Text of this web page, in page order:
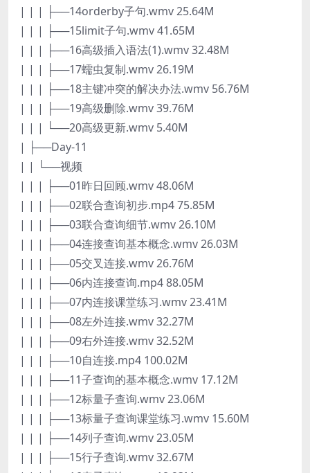
| | | ├──14orderby子句.wmv 25.64M
| | | ├──15limit子句.wmv 41.65M
| | | ├──16高级插入语法(1).wmv 32.48M
| | | ├──17蠕虫复制.wmv 26.19M
| | | ├──18主键冲突的解决办法.wmv 56.76M
| | | ├──19高级删除.wmv 39.76M
| | | └──20高级更新.wmv 5.40M
| ├──Day-11
| | └──视频
| | | ├──01昨日回顾.wmv 48.06M
| | | ├──02联合查询初步.mp4 75.85M
| | | ├──03联合查询细节.wmv 26.10M
| | | ├──04连接查询基本概念.wmv 26.03M
| | | ├──05交叉连接.wmv 26.76M
| | | ├──06内连接查询.mp4 88.05M
| | | ├──07内连接课堂练习.wmv 23.41M
| | | ├──08左外连接.wmv 32.27M
| | | ├──09右外连接.wmv 32.52M
| | | ├──10自连接.mp4 100.02M
| | | ├──11子查询的基本概念.wmv 17.12M
| | | ├──12标量子查询.wmv 23.06M
| | | ├──13标量子查询课堂练习.wmv 15.60M
| | | ├──14列子查询.wmv 23.05M
| | | ├──15行子查询.wmv 32.67M